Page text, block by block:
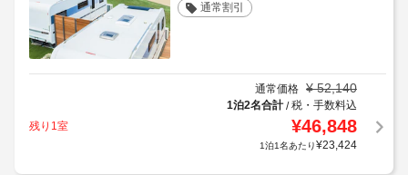
通常割引
通常価格 ¥ 52,140
1泊2名合計/税・手数料込
残り1室
¥46,848
1泊1名あたり¥23,424